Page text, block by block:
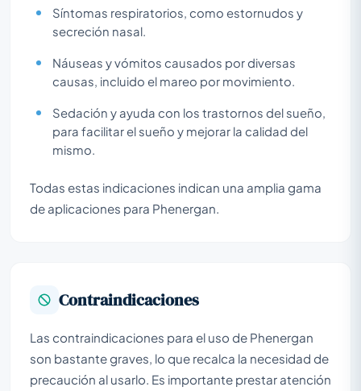
Síntomas respiratorios, como estornudos y
secreción nasal.
Náuseas y vómitos causados por diversas
causas, incluido el mareo por movimiento.
Sedación y ayuda con los trastornos del sueño,
para facilitar el sueño y mejorar la calidad del
mismo.
Todas estas indicaciones indican una amplia gama
de aplicaciones para Phenergan.
Contraindicaciones
Las contraindicaciones para el uso de Phenergan
son bastante graves, lo que recalca la necesidad de
precaución al usarlo. Es importante prestar atención